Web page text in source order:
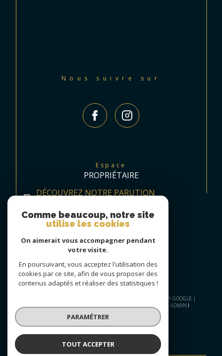
Nous suivre sur
Espace
PROPRIÉTAIRE
DÉCOUVREZ NOTRE PARUTION
© 2026 | TOUS DROITS RÉSERVÉS | TRADUCTION POWERED BY GOOGLE |
PLAN DU SITE
NOS HONORAIRES MENTIONS LÉGALES
ADMIN
POLITIQUE RGPD COOKIES
Comme beaucoup, notre site
utilise les cookies
On aimerait vous accompagner pendant
votre visite.
En poursuivant, vous acceptez l'utilisation des
cookies par ce site, afin de vous proposer des
contenus adaptés et réaliser des statistiques !
PARAMÉTRER
TOUT ACCEPTER